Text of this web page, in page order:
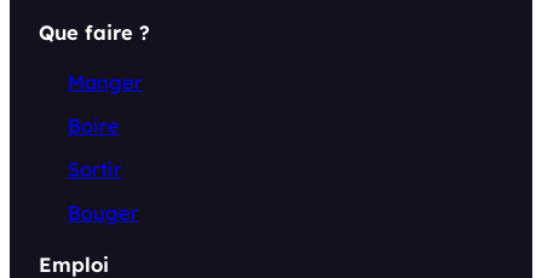
Que faire ?
Manger
Boire
Sortir
Bouger
Emploi